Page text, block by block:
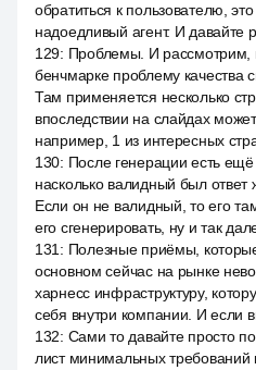
обратиться к пользователю,
надоедливый агент. И давайте
129: Проблемы. И рассмотрим,
бенчмарке проблему качества
Там применяется несколько
впоследствии на слайдах
например, 1 из интересных
130: После генерации есть
насколько валидный был ответ
Если он не валидный, то его
его сгенерировать, ну и так
131 : Полезные приёмы,
основном сейчас на рынке
харнесс инфраструктуру,
себя внутри компании. И если
132: Сами то давайте просто
лист минимальных